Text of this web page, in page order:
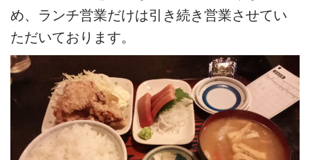
め、ランチ営業だけは引き続き営業させてい
ただいております。